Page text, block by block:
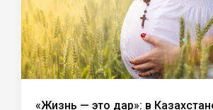
«Жизнь — это дар»: в